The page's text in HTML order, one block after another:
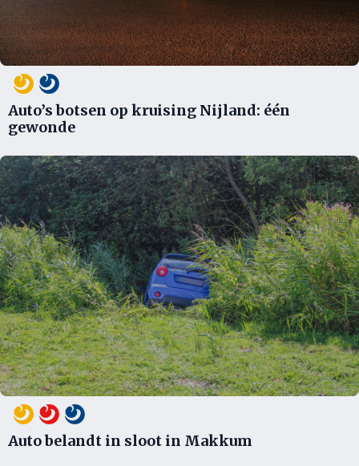
Auto’s botsen op kruising Nijland: één
gewonde
Auto belandt in sloot in Makkum